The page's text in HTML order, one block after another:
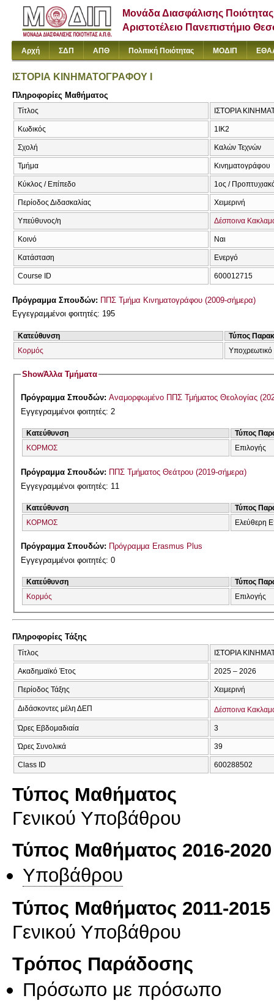
Μονάδα Διασφάλισης Ποιότητας
Αριστοτέλειο Πανεπιστήμιο
Αρχή ΣΔΠ ΑΠΘ Πολιτική Ποιότητας ΜΟΔΙΠ
ΙΣΤΟΡΙΑ ΚΙΝΗΜΑΤΟΓΡΑΦΟΥ Ι
Πληροφορίες Μαθήματος
Τίτλος ΙΣΤΟΡΙΑ
Κωδικός 1ΙΚ2
Σχολή Καλών Τεχνών
Τμήμα Κινηματογράφου
Κύκλος / Επίπεδο 1ος /
Περίοδος Διδασκαλίας Χειμερινή
Υπεύθυνος/η Δέσποινα
Κοινό Ναι
Κατάσταση Ενεργό
Course ID 600012715
Πρόγραμμα Σπουδών: ΠΠΣ Τμήμα Κινηματογράφου (2009-σήμερα)
Εγγεγραμμένοι φοιτητές: 195
Κατεύθυνση
Τύπος
Κορμός
Υποχρεωτικό
ShowΆλλα Τμήματα
Πρόγραμμα Σπουδών:
Αναμορφωμένο
Εγγεγραμμένοι φοιτητές: 2
Κατεύθυνση
Τύπος
ΚΟΡΜΟΣ
Επιλογής
Πρόγραμμα Σπουδών: ΠΠΣ Τμήματος Θεάτρου (2019-σήμερα)
Εγγεγραμμένοι φοιτητές: 11
Κατεύθυνση
Τύπος
ΚΟΡΜΟΣ
Ελεύθερη
Πρόγραμμα Σπουδών: Πρόγραμμα Erasmus Plus
Εγγεγραμμένοι φοιτητές: 0
Κατεύθυνση
Τύπος
Κορμός
Επιλογής
Πληροφορίες Τάξης
Τίτλος ΙΣΤΟΡΙΑ
Ακαδημαϊκό Έτος 2025 – 2026
Περίοδος Τάξης Χειμερινή
Διδάσκοντες μέλη ΔΕΠ Δέσποινα
Ώρες Εβδομαδιαία 3
Ώρες Συνολικά 39
Class ID 600288502
Τύπος Μαθήματος
Γενικού Υποβάθρου
Τύπος Μαθήματος 2016-2020
Υποβάθρου
Τύπος Μαθήματος 2011-2015
Γενικού Υποβάθρου
Τρόπος Παράδοσης
Πρόσωπο με πρόσωπο